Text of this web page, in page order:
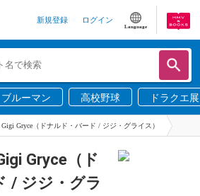
新規登録 ログイン
Language
ブルーマン 高校野球 ドラクエ展
Gryce（ドナルド・バード / ジジ・グライス）
Gryce（ド
/ ジジ・グラ